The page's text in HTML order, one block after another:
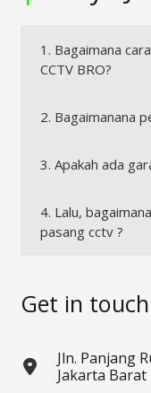
1. Bagaimana
CCTV BRO?
2. Bagaimanana
3. Apakah ada
4. Lalu,
pasang cctv ?
Get in touch
Jln. Panjang
Jakarta Barat